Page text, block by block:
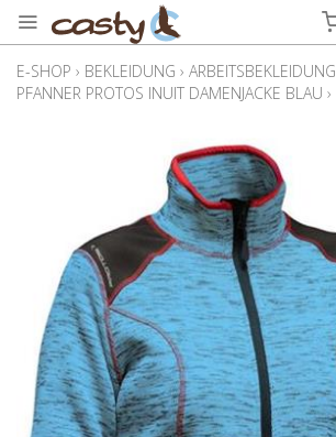
E-SHOP › BEKLEIDUNG › ARBEITSBEKLEIDUNG
PFANNER PROTOS INUIT DAMENJACKE BLAU ›